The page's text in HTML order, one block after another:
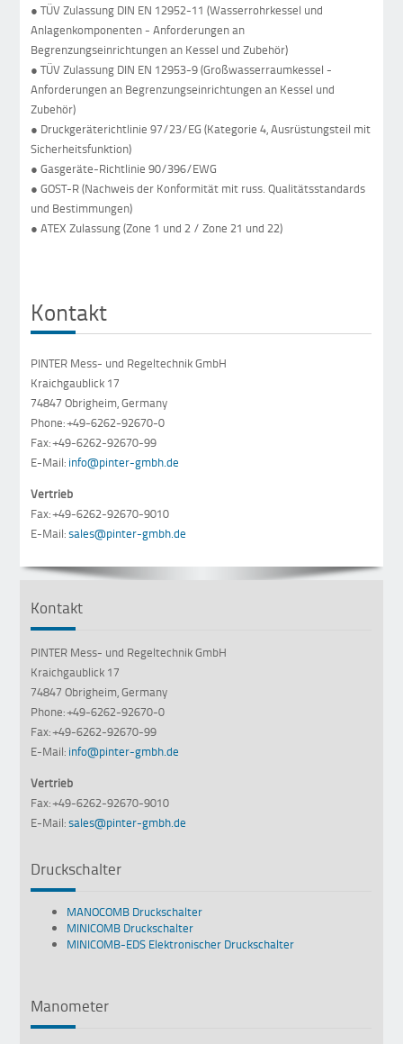
● TÜV Zulassung DIN EN 12952-11 (Wasserrohrkessel und
Anlagenkomponenten - Anforderungen an
Begrenzungseinrichtungen an Kessel und Zubehör)
● TÜV Zulassung DIN EN 12953-9 (Großwasserraumkessel -
Anforderungen an Begrenzungseinrichtungen an Kessel und
Zubehör)
● Druckgeräterichtlinie 97/23/EG (Kategorie 4, Ausrüstungsteil mit
Sicherheitsfunktion)
● Gasgeräte-Richtlinie 90/396/EWG
● GOST-R (Nachweis der Konformität mit russ. Qualitätsstandards
und Bestimmungen)
● ATEX Zulassung (Zone 1 und 2 / Zone 21 und 22)
Kontakt
PINTER Mess- und Regeltechnik GmbH
Kraichgaublick 17
74847 Obrigheim, Germany
Phone: +49-6262-92670-0
Fax: +49-6262-92670-99
E-Mail: info@pinter-gmbh.de
Vertrieb
Fax: +49-6262-92670-9010
E-Mail:sales@pinter-gmbh.de
Kontakt
PINTER Mess- und Regeltechnik GmbH
Kraichgaublick 17
74847 Obrigheim, Germany
Phone: +49-6262-92670-0
Fax: +49-6262-92670-99
E-Mail: info@pinter-gmbh.de
Vertrieb
Fax: +49-6262-92670-9010
E-Mail:sales@pinter-gmbh.de
Druckschalter
MANOCOMB Druckschalter
MINICOMB Druckschalter
MINICOMB-EDS Elektronischer Druckschalter
Manometer